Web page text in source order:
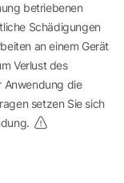
betriebenen
Schädigungen
an einem Gerät
Verlust des
Anwendung die
setzen Sie sich